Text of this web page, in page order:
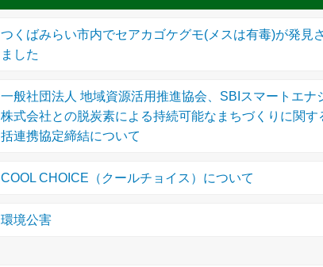
つくばみらい市内でセアカゴケグモ(メスは有毒)が発見
ました
一般社団法人 地域資源活用推進協会、SBIスマートエナ
株式会社との脱炭素による持続可能なまちづくりに関す
括連携協定締結について
COOL CHOICE（クールチョイス）について
環境公害